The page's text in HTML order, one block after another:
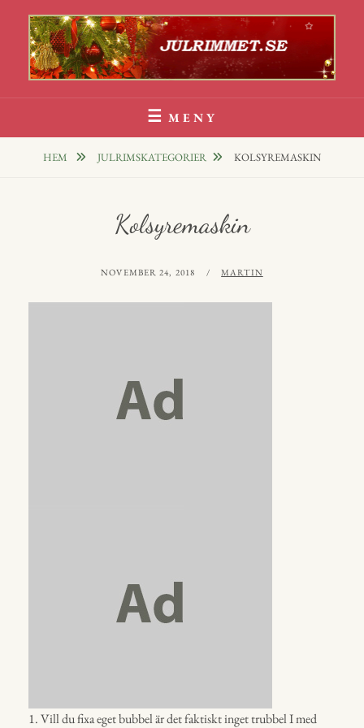
innehåll
Julrim Och Julklappsrim
MENY
HEM JULRIMSKATEGORIER KOLSYREMASKIN
Kolsyremaskin
PUBLICERAT
NOVEMBER 24, 2018 AV
MARTIN
1. Vill du fixa eget bubbel är det faktiskt inget trubbel I med